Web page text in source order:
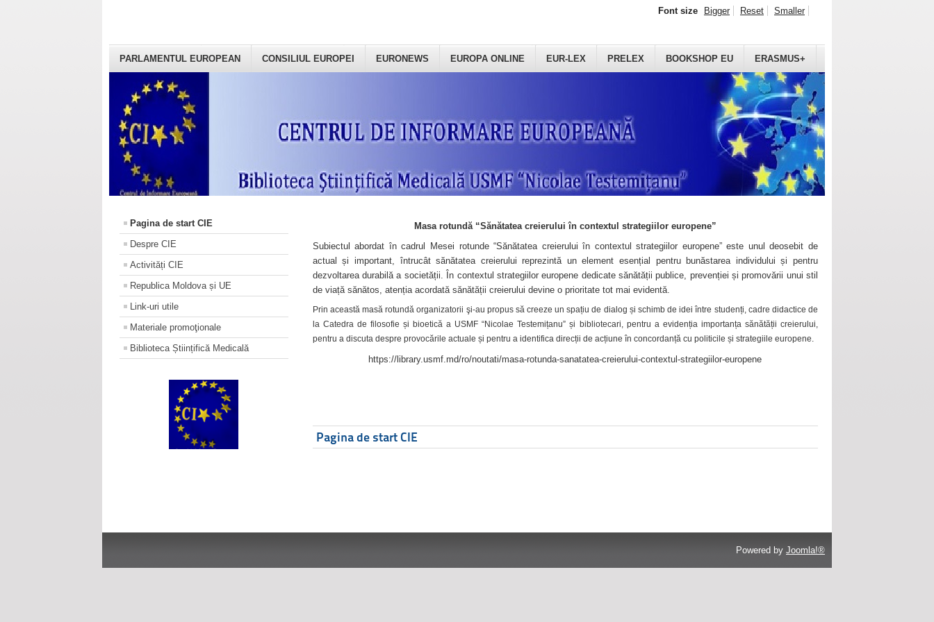
PARLAMENTUL EUROPEAN CONSILIUL EUROPEI EURONEWS EUROPA ONLINE EUR-LEX PRELEX BOOKSHOP EU ERASMUS+
Font size Bigger Reset Smaller
Pagina de start CIE
Despre CIE
Activități CIE
Republica Moldova și UE
Link-uri utile
Materiale promoţionale
Biblioteca Științifică Medicală
Masa rotundă “Sănătatea creierului în contextul strategiilor europene”
Subiectul abordat în cadrul Mesei rotunde “Sănătatea creierului în contextul strategiilor europene” este unul deosebit de
actual și important, întrucât sănătatea creierului reprezintă un element esențial pentru bunăstarea individului și pentru
dezvoltarea durabilă a societății. În contextul strategiilor europene dedicate sănătății publice, prevenției și promovării unui stil
de viață sănătos, atenția acordată sănătății creierului devine o prioritate tot mai evidentă.
Prin această masă rotundă organizatorii şi-au propus să creeze un spațiu de dialog și schimb de idei între studenți, cadre didactice de
la Catedra de filosofie și bioetică a USMF “Nicolae Testemițanu” și bibliotecari, pentru a evidenția importanța sănătății creierului,
pentru a discuta despre provocările actuale și pentru a identifica direcții de acțiune în concordanță cu politicile și strategiile europene.
https://library.usmf.md/ro/noutati/masa-rotunda-sanatatea-creierului-contextul-strategiilor-europene
Pagina de start CIE
Powered by Joomla!®